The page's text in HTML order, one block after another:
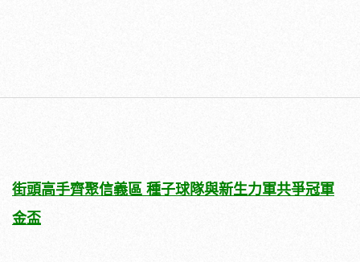
街頭高手齊聚信義區 種子球隊與新生力軍共爭冠軍
金盃